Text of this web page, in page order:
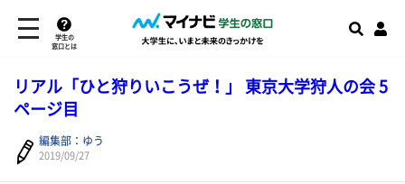
学生の
窓口とは
リアル「ひと狩りいこうぜ！」 東京大学狩人の会 5
ページ目
編集部：ゆう
2019/09/27